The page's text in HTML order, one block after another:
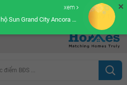
BĐS ...
✕
xem
Vừa thương lượng giá mua căn hộ Sun Grand City Ancora Residence 4.69 tỷ